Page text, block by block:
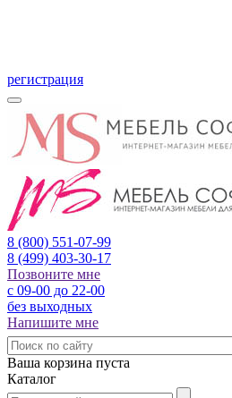
регистрация
8 (800) 551-07-99
8 (499) 403-30-17
Позвоните мне
с 09-00 до 22-00
без выходных
Напишите мне
Ваша корзина пуста
Каталог